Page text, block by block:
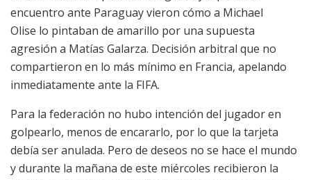
encuentro ante Paraguay vieron cómo a Michael
Olise lo pintaban de amarillo por una supuesta
agresión a Matías Galarza. Decisión arbitral que no
compartieron en lo más mínimo en Francia, apelando
inmediatamente ante la FIFA.
Para la federación no hubo intención del jugador en
golpearlo, menos de encararlo, por lo que la tarjeta
debía ser anulada. Pero de deseos no se hace el mundo
y durante la mañana de este miércoles recibieron la